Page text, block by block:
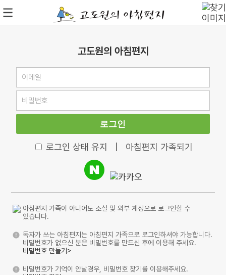
고도원의 아침편지
로그인
로그인 상태 유지 아침편지 가족되기
아침편지 가족이 아니어도 소셜 및 외부 계정으로 로그인할 수
있습니다.
독자가 쓰는 아침편지는 아침편지 가족으로 로그인하셔야 가능합니다.
비밀번호가 없으신 분은 비밀번호를 만드신 후에 이용해 주세요.
비밀번호 만들기>
비밀번호가 기억이 안날경우, 비밀번호 찾기를 이용해주세요.